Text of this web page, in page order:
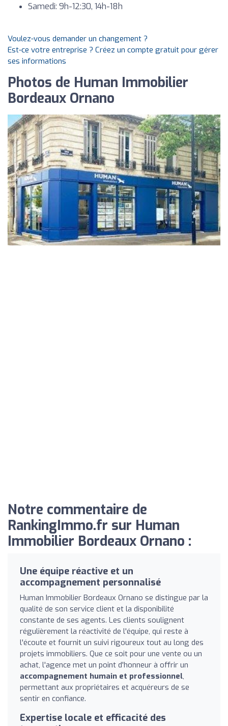
Samedi: 9h-12:30, 14h-18h
Voulez-vous demander un changement ?
Est-ce votre entreprise ? Créez un compte gratuit pour gérer
ses informations
Photos de Human Immobilier
Bordeaux Ornano
Notre commentaire de
RankingImmo.fr sur Human
Immobilier Bordeaux Ornano :
Une équipe réactive et un
accompagnement personnalisé
Human Immobilier Bordeaux Ornano se distingue par la
qualité de son service client et la disponibilité
constante de ses agents. Les clients soulignent
régulièrement la réactivité de l'équipe, qui reste à
l'écoute et fournit un suivi rigoureux tout au long des
projets immobiliers. Que ce soit pour une vente ou un
achat, l'agence met un point d'honneur à offrir un
accompagnement humain et professionnel,
permettant aux propriétaires et acquéreurs de se
sentir en confiance.
Expertise locale et efficacité des